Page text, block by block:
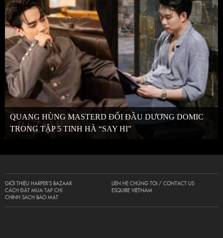
QUANG HÙNG MASTERD ĐỐI ĐẦU DƯƠNG DOMIC
TRONG TẬP 5 TINH HÀ “SAY HI”
GIỚI THIỆU HARPER’S BAZAAR
CÁCH ĐẶT MUA TẠP CHÍ
CHÍNH SÁCH BẢO MẬT
LIÊN HỆ CHÚNG TÔI / CONTACT US
ESQUIRE VIETNAM